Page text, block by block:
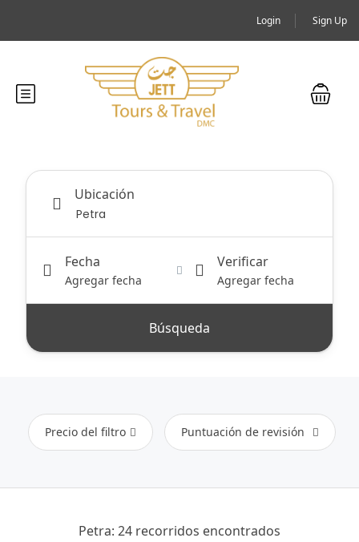
Login Sign Up
Ubicación
Fecha
Agregar fecha
Verificar
Agregar fecha
Búsqueda
Precio del filtro Puntuación de revisión
Petra: 24 recorridos encontrados